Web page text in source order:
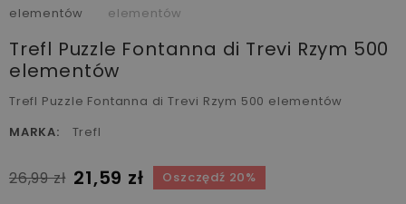
Trefl Puzzle Fontanna di Trevi Rzym 500
elementów
Trefl Puzzle Fontanna di Trevi Rzym 500 elementów
MARKA:
Trefl
26,99 zł 21,59 zł Oszczędź 20%